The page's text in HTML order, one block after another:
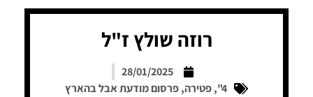
רוזה שולץ ז"ל
28/01/2025
4"
,פטירה,פרסום מודעת אבל בהארץ